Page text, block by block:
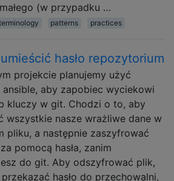
(w przypadku …
patterns practices
hasło repozytorium
projekcie planujemy użyć
ansible, aby zapobiec wyciekowi
kluczy w git. Chodzi o to, aby
wszystkie nasze wrażliwe dane w
pliku, a następnie zaszyfrować
pomocą hasła, zanim
do git. Aby odszyfrować plik,
hasło do przechowalni,